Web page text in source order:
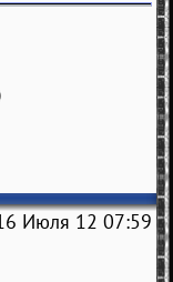
Июля 12 07:59